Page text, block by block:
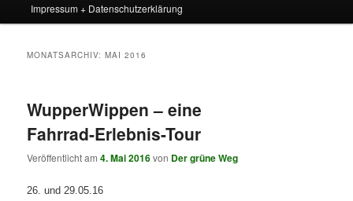
Impressum + Datenschutzerklärung
MONATSARCHIV:MAI 2016
WupperWippen – eine
Fahrrad-Erlebnis-Tour
Veröffentlicht am4. Mai 2016von Der grüne Weg
26. und 29.05.16